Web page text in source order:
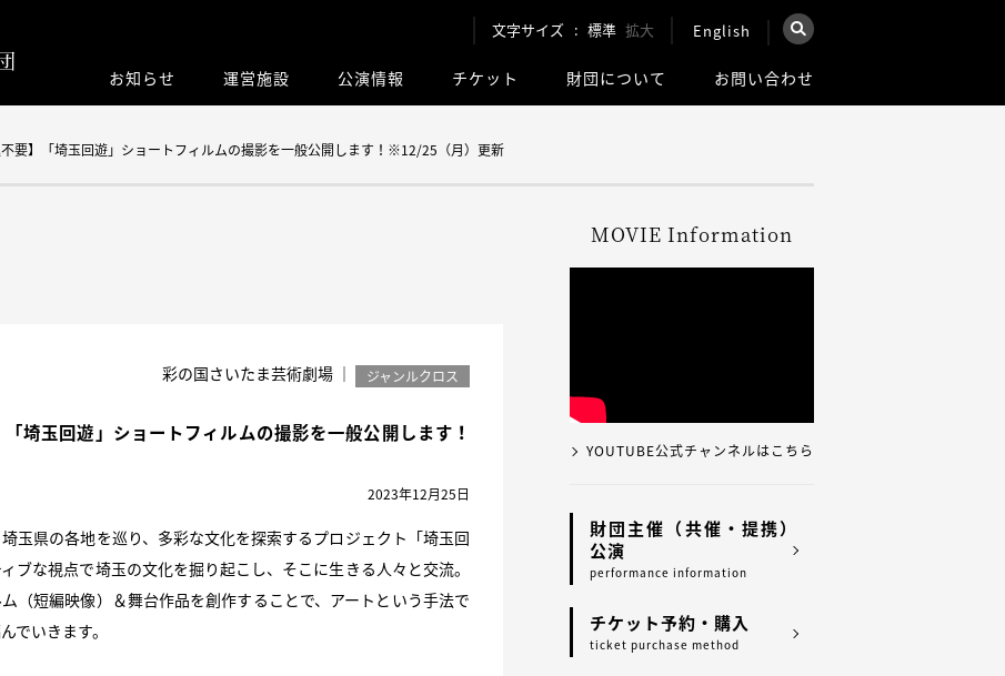
文字サイズ 標準 拡大 English
×
このサイト内を検索
お知らせ 運営施設 公演情報 チケット 財団について お問い合わせ
不要】「埼玉回遊」ショートフィルムの撮影を一般公開します！※12/25（月）更新
彩の国さいたま芸術劇場 ｜ ジャンルクロス
埼玉回遊」ショートフィルムの撮影を一般公開します！
2023年12月25日
玉県の各地を巡り、多彩な文化を探索するプロジェクト「埼玉回
ブな視点で埼玉の文化を掘り起こし、そこに生きる人々と交流。
（短編映像）＆舞台作品を創作することで、アートという手法で
でいきます。
MOVIE Information
YOUTUBE公式チャンネルはこちら
財団主催（共催・提携）
公演
performance information
チケット予約・購入
ticket purchase method